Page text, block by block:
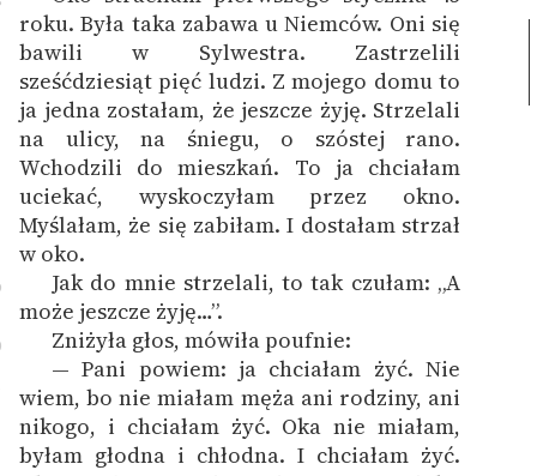
roku. Była taka zabawa u Niemców. Oni się
bawili w Sylwestra. Zastrzelili
sześćdziesiąt pięć ludzi. Z mojego domu to
ja jedna zostałam, że jeszcze żyję. Strzelali
na ulicy, na śniegu, o szóstej rano.
Wchodzili do mieszkań. To ja chciałam
uciekać, wyskoczyłam przez okno.
Myślałam, że się zabiłam. I dostałam strzał
w oko.
Jak do mnie strzelali, to tak czułam: „A
może jeszcze żyję…”.
Zniżyła głos, mówiła poufnie:
— Pani powiem: ja chciałam żyć. Nie
wiem, bo nie miałam męża ani rodziny, ani
nikogo, i chciałam żyć. Oka nie miałam,
byłam głodna i chłodna. I chciałam żyć.